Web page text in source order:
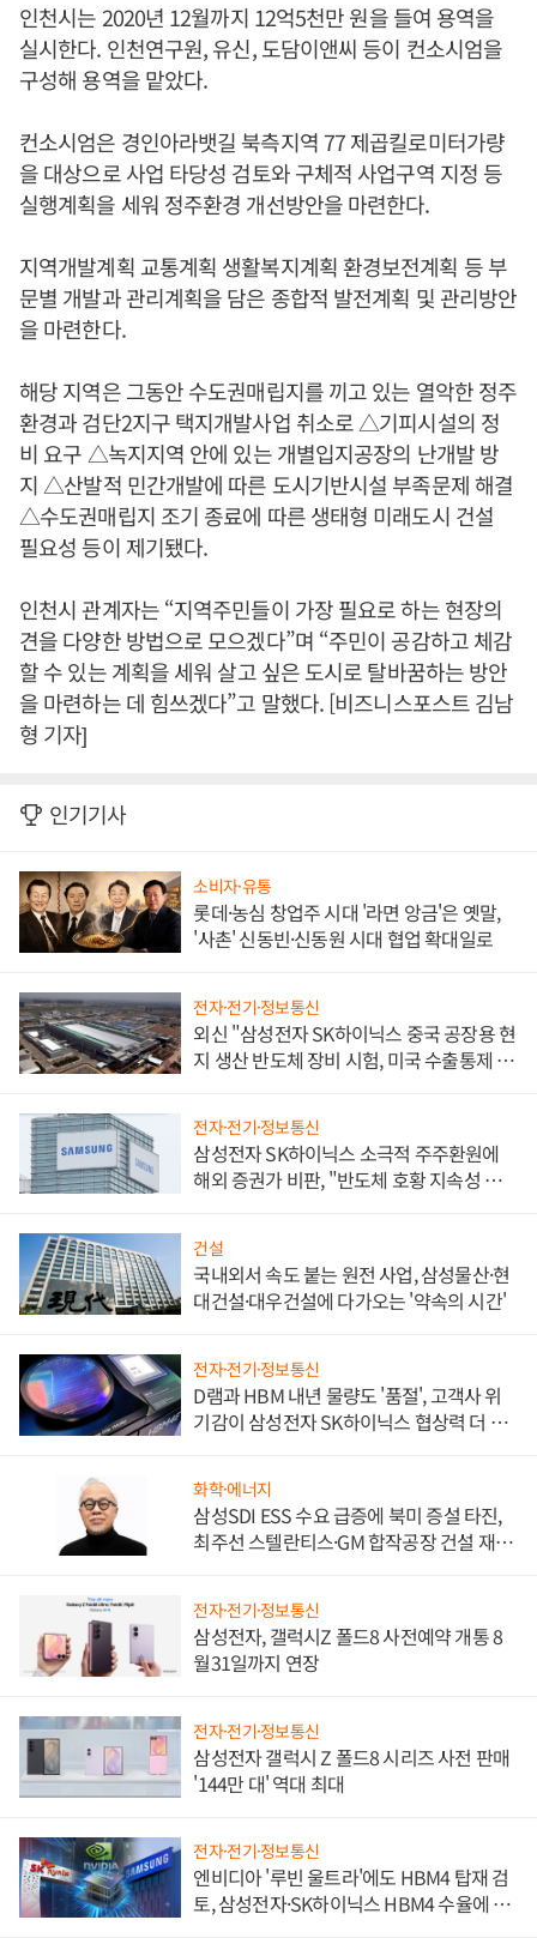
인천시는 2020년 12월까지 12억5천만 원을 들여 용역을
실시한다. 인천연구원, 유신, 도담이앤씨 등이 컨소시엄을
구성해 용역을 맡았다.
컨소시엄은 경인아라뱃길 북측지역 77 제곱킬로미터가량
을 대상으로 사업 타당성 검토와 구체적 사업구역 지정 등
실행계획을 세워 정주환경 개선방안을 마련한다.
지역개발계획 교통계획 생활복지계획 환경보전계획 등 부
문별 개발과 관리계획을 담은 종합적 발전계획 및 관리방안
을 마련한다.
해당 지역은 그동안 수도권매립지를 끼고 있는 열악한 정주
환경과 검단2지구 택지개발사업 취소로 △기피시설의 정
비 요구 △녹지지역 안에 있는 개별입지공장의 난개발 방
지 △산발적 민간개발에 따른 도시기반시설 부족문제 해결
△수도권매립지 조기 종료에 따른 생태형 미래도시 건설
필요성 등이 제기됐다.
인천시 관계자는 “지역주민들이 가장 필요로 하는 현장의
견을 다양한 방법으로 모으겠다”며 “주민이 공감하고 체감
할 수 있는 계획을 세워 살고 싶은 도시로 탈바꿈하는 방안
을 마련하는 데 힘쓰겠다”고 말했다. [비즈니스포스트 김남
형 기자]
인기기사
소비자·유통
롯데·농심 창업주 시대 '라면 앙금'은 옛말,
'사촌' 신동빈·신동원 시대 협업 확대일로
전자·전기·정보통신
외신 "삼성전자 SK하이닉스 중국 공장용 현
지 생산 반도체 장비 시험, 미국 수출통제 대
전자·전기·정보통신
삼성전자 SK하이닉스 소극적 주주환원에
해외 증권가 비판, "반도체 호황 지속성 의
건설
국내외서 속도 붙는 원전 사업, 삼성물산·현
대건설·대우건설에 다가오는 '약속의 시간'
전자·전기·정보통신
D램과 HBM 내년 물량도 '품절', 고객사 위
기감이 삼성전자 SK하이닉스 협상력 더 키
화학·에너지
삼성SDI ESS 수요 급증에 북미 증설 타진,
최주선 스텔란티스·GM 합작공장 건설 재추
전자·전기·정보통신
삼성전자, 갤럭시Z 폴드8 사전예약 개통 8
월31일까지 연장
전자·전기·정보통신
삼성전자 갤럭시 Z 폴드8 시리즈 사전 판매
'144만 대' 역대 최대
전자·전기·정보통신
엔비디아 '루빈 울트라'에도 HBM4 탑재 검
토, 삼성전자·SK하이닉스 HBM4 수율에 주